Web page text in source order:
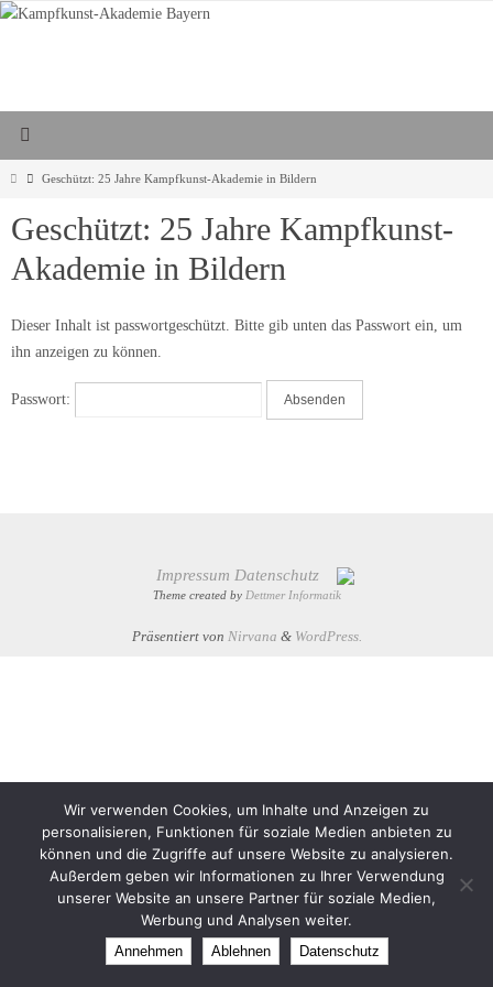
Zum
StartGeschützt: 25 Jahre Kampfkunst-Akademie in Bildern
Geschützt: 25 Jahre Kampfkunst-
Akademie in Bildern
Dieser Inhalt ist passwortgeschützt. Bitte gib unten das Passwort ein, um
ihn anzeigen zu können.
Passwort:
Impressum Datenschutz
Theme created by Dettmer Informatik
Präsentiert von Nirvana & WordPress.
Wir verwenden Cookies, um Inhalte und Anzeigen zu
personalisieren, Funktionen für soziale Medien anbieten zu
können und die Zugriffe auf unsere Website zu analysieren.
Außerdem geben wir Informationen zu Ihrer Verwendung
unserer Website an unsere Partner für soziale Medien,
Werbung und Analysen weiter.
Annehmen Ablehnen Datenschutz